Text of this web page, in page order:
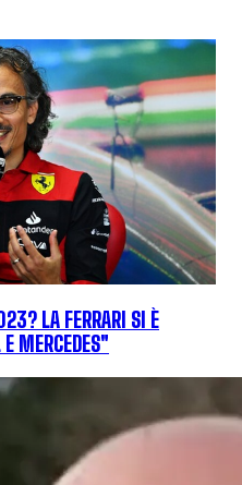
LA FERRARI SI È
MERCEDES"